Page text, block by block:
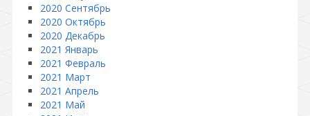
2020 Сентябрь
2020 Октябрь
2020 Декабрь
2021 Январь
2021 Февраль
2021 Март
2021 Апрель
2021 Май